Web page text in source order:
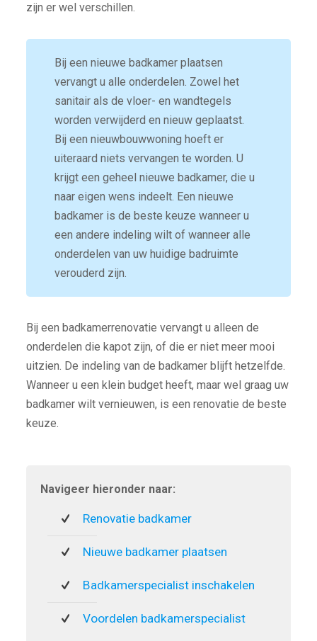
zijn er wel verschillen.
Bij een nieuwe badkamer plaatsen
vervangt u alle onderdelen. Zowel het
sanitair als de vloer- en wandtegels
worden verwijderd en nieuw geplaatst.
Bij een nieuwbouwwoning hoeft er
uiteraard niets vervangen te worden. U
krijgt een geheel nieuwe badkamer, die u
naar eigen wens indeelt. Een nieuwe
badkamer is de beste keuze wanneer u
een andere indeling wilt of wanneer alle
onderdelen van uw huidige badruimte
verouderd zijn.
Bij een badkamerrenovatie vervangt u alleen de
onderdelen die kapot zijn, of die er niet meer mooi
uitzien. De indeling van de badkamer blijft hetzelfde.
Wanneer u een klein budget heeft, maar wel graag uw
badkamer wilt vernieuwen, is een renovatie de beste
keuze.
Navigeer hieronder naar:
Renovatie badkamer
Nieuwe badkamer plaatsen
Badkamerspecialist inschakelen
Voordelen badkamerspecialist